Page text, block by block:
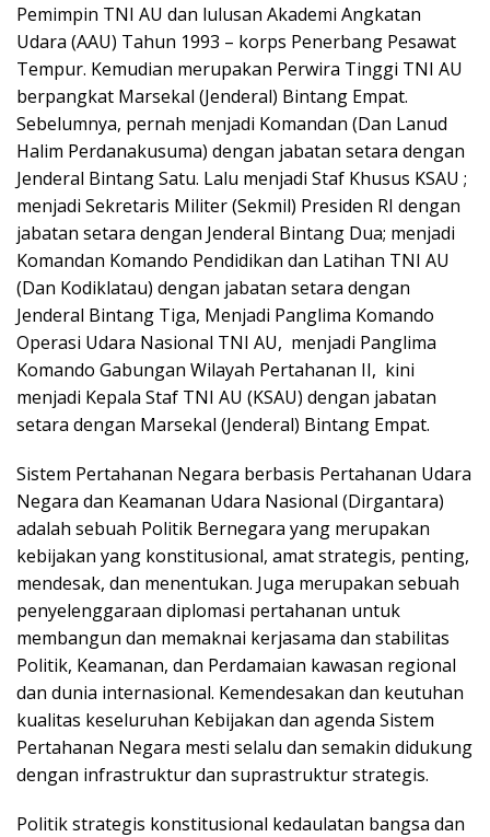
Pemimpin TNI AU dan lulusan Akademi Angkatan
Udara (AAU) Tahun 1993 – korps Penerbang Pesawat
Tempur. Kemudian merupakan Perwira Tinggi TNI AU
berpangkat Marsekal (Jenderal) Bintang Empat.
Sebelumnya, pernah menjadi Komandan (Dan Lanud
Halim Perdanakusuma) dengan jabatan setara dengan
Jenderal Bintang Satu. Lalu menjadi Staf Khusus KSAU ;
menjadi Sekretaris Militer (Sekmil) Presiden RI dengan
jabatan setara dengan Jenderal Bintang Dua; menjadi
Komandan Komando Pendidikan dan Latihan TNI AU
(Dan Kodiklatau) dengan jabatan setara dengan
Jenderal Bintang Tiga, Menjadi Panglima Komando
Operasi Udara Nasional TNI AU, menjadi Panglima
Komando Gabungan Wilayah Pertahanan II, kini
menjadi Kepala Staf TNI AU (KSAU) dengan jabatan
setara dengan Marsekal (Jenderal) Bintang Empat.
Sistem Pertahanan Negara berbasis Pertahanan Udara
Negara dan Keamanan Udara Nasional (Dirgantara)
adalah sebuah Politik Bernegara yang merupakan
kebijakan yang konstitusional, amat strategis, penting,
mendesak, dan menentukan. Juga merupakan sebuah
penyelenggaraan diplomasi pertahanan untuk
membangun dan memaknai kerjasama dan stabilitas
Politik, Keamanan, dan Perdamaian kawasan regional
dan dunia internasional. Kemendesakan dan keutuhan
kualitas keseluruhan Kebijakan dan agenda Sistem
Pertahanan Negara mesti selalu dan semakin didukung
dengan infrastruktur dan suprastruktur strategis.
Politik strategis konstitusional kedaulatan bangsa dan